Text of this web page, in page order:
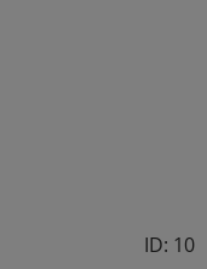
ID: 10